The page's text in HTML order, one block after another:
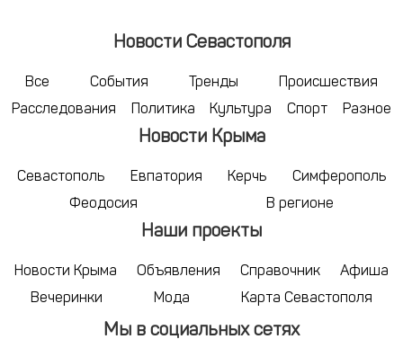
Новости Севастополя
Все События Тренды
Происшествия
Расследования
Политика Культура Спорт Разное
Новости Крыма
Севастополь Евпатория Керчь
Симферополь
Феодосия
В регионе
Наши проекты
Новости Крыма Объявления Справочник
Афиша
Вечеринки
Мода Карта Севастополя
Мы в социальных сетях